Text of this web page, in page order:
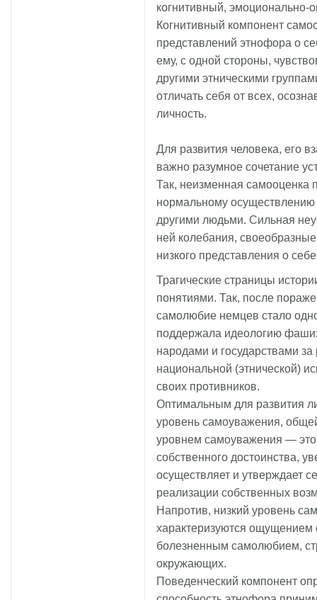
когнитивный, эмоционально-
Когнитивный компонент
представлений этнофора о
ему, с одной стороны,
другими этническими
отличать себя от всех,
личность.
Для развития человека, его
важно разумное сочетание
Так, неизменная самооценка
нормальному
другими людьми. Сильная
ней колебания,
низкого представления о
Трагические страницы
понятиями. Так, после
самолюбие немцев стало
поддержала идеологию
народами и государствами
национальной (этнической)
своих противников.
Оптимальным для развития
уровень самоуважения,
уровнем самоуважения —
собственного достоинства,
осуществляет и утверждает
реализации собственных
Напротив, низкий уровень
характеризуются ощущением
болезненным самолюбием,
окружающих.
Поведенческий компонент